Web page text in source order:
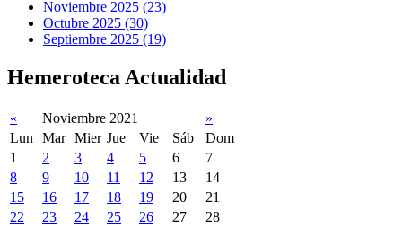
Noviembre 2025 (23)
Octubre 2025 (30)
Septiembre 2025 (19)
Hemeroteca Actualidad
« Noviembre 2021
»
Lun
Mar Mier Jue Vie Sáb
Dom
1
2 3 4 5 6
7
8
9 10 11 12 13
14
15
16 17 18 19 20
21
22
23 24 25 26 27
28